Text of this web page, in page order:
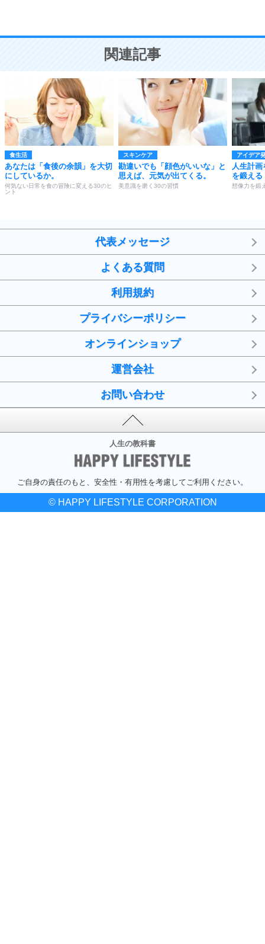
ことが大切。
関連記事
食生活
あなたは「食後の余韻」を大切
にしているか。
何気ない日常を食の冒険に変える30のヒ
ント
スキンケア
勘違いでも「顔色がいいな」と
思えば、元気が出てくる。
美意識を磨く30の習慣
アイデア
人生計
を鍛え
想像力を鍛
代表メッセージ
よくある質問
利用規約
プライバシーポリシー
オンラインショップ
運営会社
お問い合わせ
人生の教科書
ご自身の責任のもと、安全性・有用性を考慮してご利用ください。
© HAPPY LIFESTYLE CORPORATION